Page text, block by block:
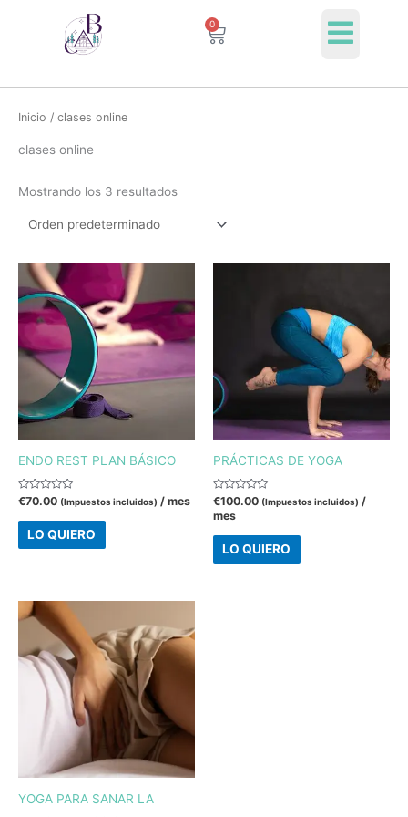
0
Cart
Inicio / clases online
clases online
Mostrando los 3 resultados
ENDO REST PLAN BÁSICO
Valorado
0
de
€70.00 (Impuestos incluidos) / mes
LO QUIERO
PRÁCTICAS DE YOGA
Valorado
0
5
€100.00 (Impuestos incluidos) /
mes
LO QUIERO
YOGA PARA SANAR LA